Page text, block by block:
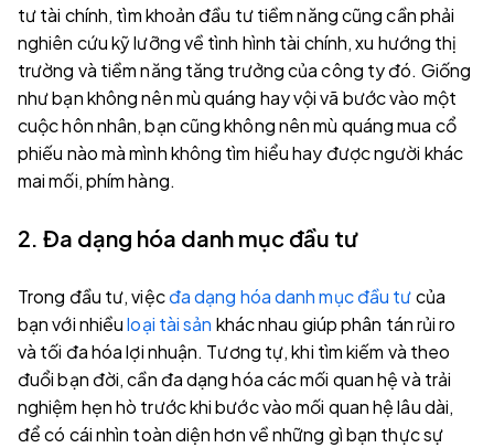
tư tài chính, tìm khoản đầu tư tiềm năng cũng cần phải
nghiên cứu kỹ lưỡng về tình hình tài chính, xu hướng thị
trường và tiềm năng tăng trưởng của công ty đó. Giống
như bạn không nên mù quáng hay vội vã bước vào một
cuộc hôn nhân, bạn cũng không nên mù quáng mua cổ
phiếu nào mà mình không tìm hiểu hay được người khác
mai mối, phím hàng.
2. Đa dạng hóa danh mục đầu tư
Trong đầu tư, việcđa dạng hóa danh mục đầu tưcủa
bạn với nhiềuloại tài sản khác nhau giúp phân tán rủi ro
và tối đa hóa lợi nhuận. Tương tự, khi tìm kiếm và theo
đuổi bạn đời, cần đa dạng hóa các mối quan hệ và trải
nghiệm hẹn hò trước khi bước vào mối quan hệ lâu dài,
để có cái nhìn toàn diện hơn về những gì bạn thực sự